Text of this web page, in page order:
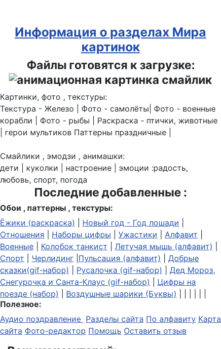
Информация о разделах Мира
картинок
Файлы готовятся к загрузке:
Картинки, фото , текстуры:
Текстура - Железо | Фото - самолёты| Фото - военные
корабли | Фото - рыбы | Раскраска - птички, животные
| герои мультиков Паттерны праздничные |
Смайлики , эмодзи , анимашки:
дети | куколки | настроение | эмоции :радость,
любовь, спорт, погода
Последние добавленные :
Обои , паттерны , текстуры:
Ёжики (раскраска)
Новый год - Год лошади
Отношения
Наборы цифры Ужастики Алфавит
Военные
Колобок танкист Летучая мышь (алфавит)
Спорт
Черлидинг Пульсация (алфавит)
Добрые
сказки(gif-набор)
Русалочка (gif-набор)
Дед Мороз,
Снегурочка и Санта-Клаус (gif-набор)
Цифры на
поезде (набор)
Воздушные шарики (Буквы)
Полезное:
Аудио поздравление Разделы сайта По алфавиту Карта
сайта Фото-редактор Помощь Оставить отзыв